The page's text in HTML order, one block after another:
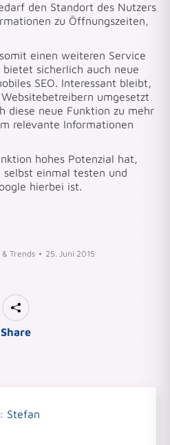
den Standort des Nutzers
zu Öffnungszeiten,
einen weiteren Service
sicherlich auch neue
SEO. Interessant bleibt,
umgesetzt
diese neue Funktion zu mehr
relevante Informationen
hohes Potenzial hat,
einmal testen und
hierbei ist.
& Trends 25. Juni 2015
Share
Stefan